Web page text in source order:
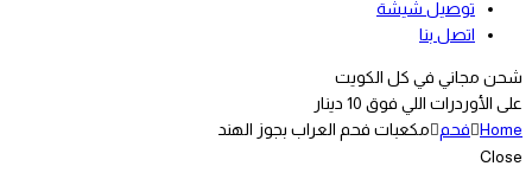
توصيل شيشة
اتصل بنا
شحن مجاني في كل الكويت
على الأوردرات اللي فوق 10 دينار
Home فحم
مكعبات فحم العراب بجوز الهند
Close